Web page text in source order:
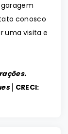
conosco
uma visita e
│ CRECI: